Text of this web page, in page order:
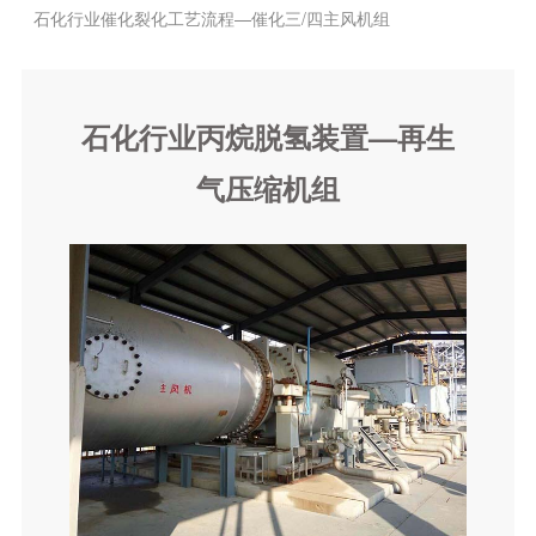
石化行业催化裂化工艺流程—催化三/四主风机组
特殊应用压缩机组
离心压缩机总体介绍
LNG机组
空分机组
天然气长输管线机组
石油化工及天然气领域用离心机组
催化裂化装置—主风机、富气压缩机、增压机
焦化装置—富气压缩机
循环氢气离心压缩机组
石化行业丙烷脱氢装置—再生
气压缩机组